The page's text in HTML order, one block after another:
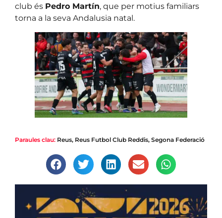
club és Pedro Martín, que per motius familiars
torna a la seva Andalusia natal.
Paraules clau: Reus, Reus Futbol Club Reddis, Segona Federació